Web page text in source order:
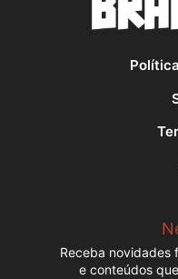
Receba novidades
e conteúdos